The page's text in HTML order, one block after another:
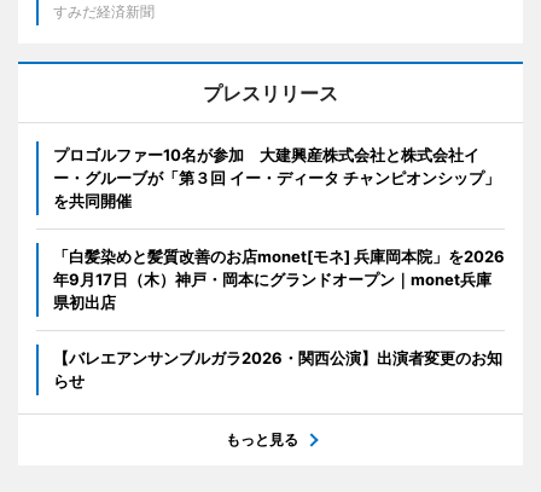
すみだ経済新聞
プレスリリース
プロゴルファー10名が参加 大建興産株式会社と株式会社イ
ー・グルーブが「第３回 イー・ディータ チャンピオンシップ」
を共同開催
「白髪染めと髪質改善のお店monet[モネ] 兵庫岡本院」を2026
年9月17日（木）神戸・岡本にグランドオープン｜monet兵庫
県初出店
【バレエアンサンブルガラ2026・関西公演】出演者変更のお知
らせ
もっと見る